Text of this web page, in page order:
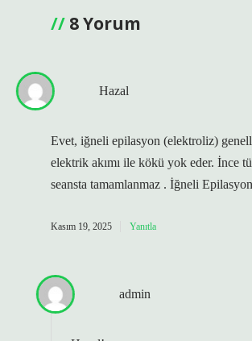
8 Yorum
Hazal
Evet, iğneli epilasyon (elektroliz)
elektrik akımı ile kökü yok eder. İnce
seansta tamamlanmaz . İğneli
Kasım 19, 2025 Yanıtla
admin